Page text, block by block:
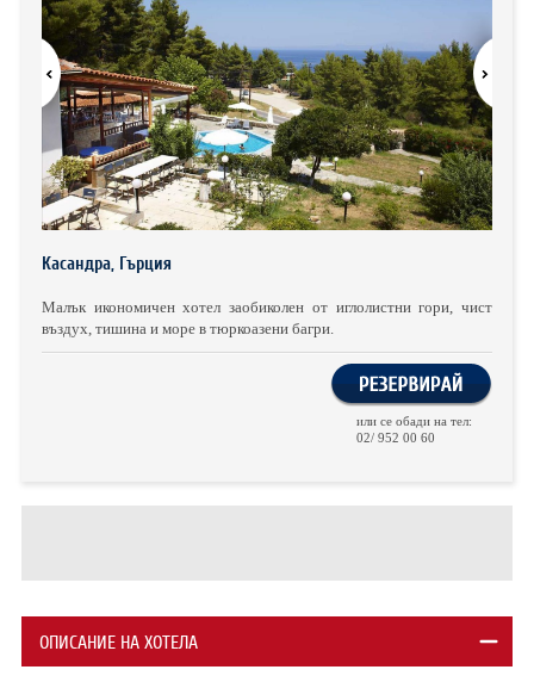
ХОТЕЛИ В ГЪРЦИЯ
НОВА ГОДИНА 2027
ХОТЕЛИ В АЛБАНИЯ
АВТОБУСИ ПОД НАЕМ
ОБЩИ УСЛОВИЯ ПАКЕТНИ
ПЪТУВАНИЯ
Касандра, Гърция
Малък икономичен хотел заобиколен от иглолистни гори, чист
въздух, тишина и море в тюркоазени багри.
или се обади на тел:
02/ 952 00 60
ОПИСАНИЕ НА ХОТЕЛА